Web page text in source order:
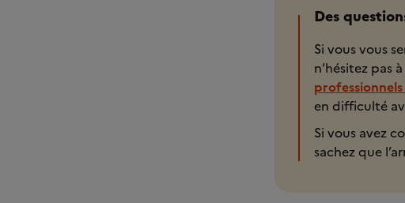
Des
Si vous vous
n’hésitez pas
en difficulté
Si vous avez
sachez que